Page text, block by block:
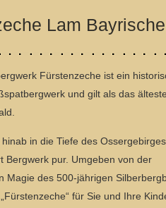
Lam
Fürstenzeche ist ein
und gilt als das
in die Tiefe des
Bergwerk pur. Umgeben von der
Magie des 500-jährigen
für Sie und Ihre